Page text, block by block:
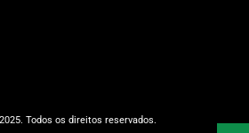
Todos os direitos reservados.